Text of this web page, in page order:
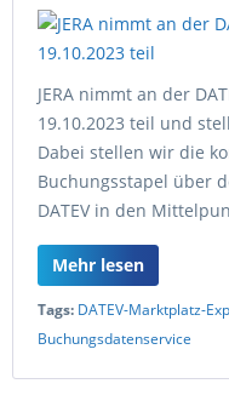
JERA nimmt an der
19.10.2023 teil und
Dabei stellen wir die
Buchungsstapel über
DATEV in den
Mehr lesen
Tags: DATEV-Marktplatz-
Buchungsdatenservice